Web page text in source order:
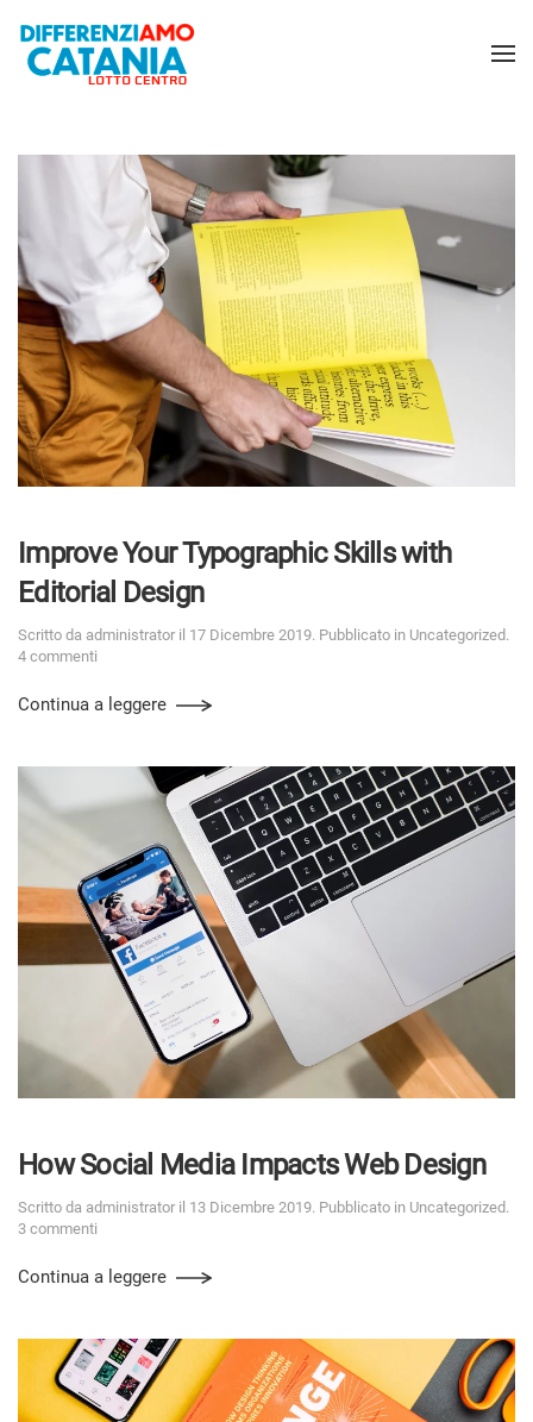
Improve Your Typographic Skills with
Editorial Design
Scritto da administrator il 17 Dicembre 2019. Pubblicato in Uncategorized.
4 commenti
Continua a leggere
How Social Media Impacts Web Design
Scritto da administrator il 13 Dicembre 2019. Pubblicato in Uncategorized .
3 commenti
Continua a leggere